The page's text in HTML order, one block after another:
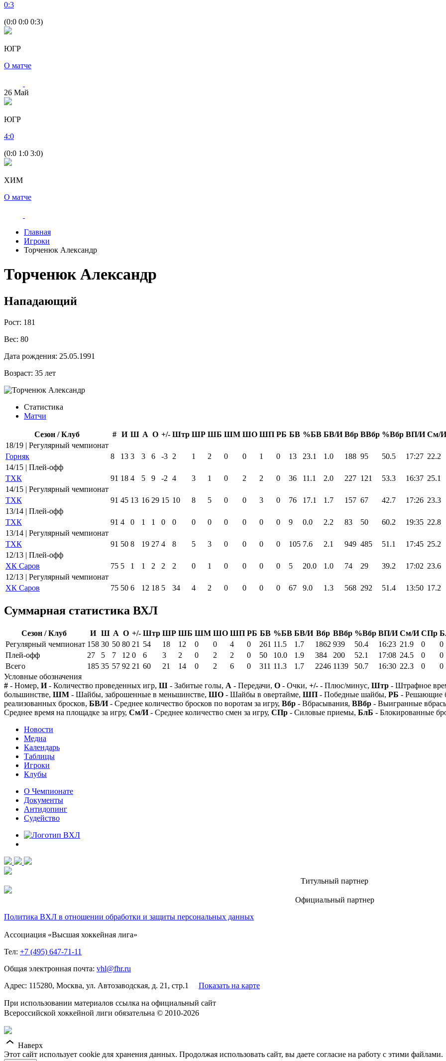
0:3
(0:0 0:0 0:3)
ЮГР
О матче
26 Май
ЮГР
4:0
(0:0 1:0 3:0)
ХИМ
О матче
Главная
Игроки
Торченюк Александр
Торченюк Александр
Нападающий
Рост: 181
Вес: 80
Дата рождения: 25.05.1991
Возраст: 35 лет
Статистика
Матчи
Сезон / Клуб # И Ш А О +/- Штр ШР ШБ ШМ ШО ШП РБ БВ %БВ БВ/И Вбр ВВбр %Вбр ВП/И См/И
18/19 | Регулярный чемпионат
Горняк
8 13 3 3 6 -3 2 1 2 0 0 1 0 13 23.1 1.0 188 95 50.5 17:27 22.2
14/15 | Плей-офф
ТХК
91 18 4 5 9 -2 4 3 1 0 2 2 0 36 11.1 2.0 227 121 53.3 16:37 25.1
14/15 | Регулярный чемпионат
ТХК
91 45 13 16 29 15 10 8 5 0 0 3 0 76 17.1 1.7 157 67 42.7 17:26 23.3
13/14 | Плей-офф
ТХК
91 4 0 1 1 0 0 0 0 0 0 0 0 9 0.0 2.2 83 50 60.2 19:35 22.8
13/14 | Регулярный чемпионат
ТХК
91 50 8 19 27 4 8 5 3 0 0 0 0 105 7.6 2.1 949 485 51.1 17:45 25.2
12/13 | Плей-офф
ХК Саров
75 5 1 1 2 2 2 0 1 0 0 0 0 5 20.0 1.0 74 29 39.2 17:02 23.6
12/13 | Регулярный чемпионат
ХК Саров
75 50 6 12 18 5 34 4 2 0 0 0 0 67 9.0 1.3 568 292 51.4 13:50 17.2
Суммарная статистика ВХЛ
Сезон / Клуб И Ш А О +/- Штр ШР ШБ ШМ ШО ШП РБ БВ %БВ БВ/И Вбр ВВбр %Вбр ВП/И См/И СПр
Регулярный чемпионат 158 30 50 80 21 54 18 12 0 0 4 0 261 11.5 1.7 1862 939 50.4 16:23 21.9 0
0
Плей-офф
27 5 7 12 0 6 3 2 0 2 2 0 50 10.0 1.9 384 200 52.1 17:08 24.5 0
0
Всего
185 35 57 92 21 60 21 14 0 2 6 0 311 11.3 1.7 2246 1139 50.7 16:30 22.3 0
0
Условные обозначения
# - Номер, И- Количество проведенных игр, Ш - Забитые голы, А - Передачи, О - Очки, +/- - Плюс/минус, Штр - Штрафное
большинстве, ШМ - Шайбы, заброшенные в меньшинстве, ШО - Шайбы в овертайме, ШП - Победные шайбы, РБ - Решающие
реализованных бросков, БВ/И- Среднее количество бросков по воротам за игру, Вбр - Вбрасывания, ВВбр - Выигранные
Среднее время на площадке за игру, См/И- Среднее количество смен за игру, СПр - Силовые приемы, БлБ - Блокированные
Новости
Медиа
Календарь
Таблицы
Игроки
Клубы
О Чемпионате
Документы
Антидопинг
Судейство
Титульный партнер
Официальный партнер
Политика ВХЛ в отношении обработки и защиты персональных данных
Ассоциация «Высшая хоккейная лига»
Тел: +7 (495) 647-71-11
Общая электронная почта: vhl@fhr.ru
Адрес: 115280, Москва, ул. Автозаводская, д. 21, стр.1 Показать на карте
При использовании материалов ссылка на официальный сайт
Всероссийской хоккейной лиги обязательна © 2010-2026
Наверх
Этот сайт использует cookie для хранения данных. Продолжая использовать сайт, вы даете согласие на работу с этими файлами.